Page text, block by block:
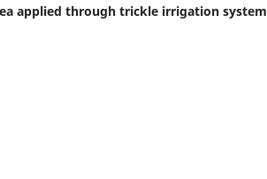
applied through trickle irrigation system